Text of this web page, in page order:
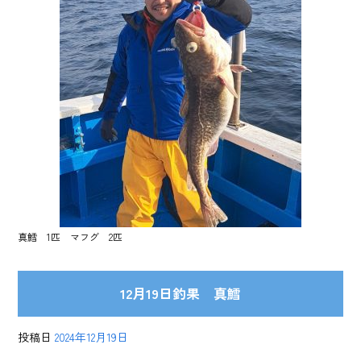
真鱈 1匹 マフグ 2匹
12月19日釣果 真鱈
投稿日 2024年12月19日